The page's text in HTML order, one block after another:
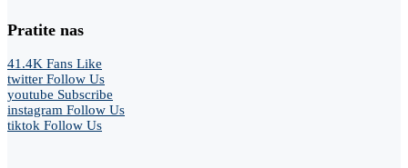
Pratite nas
41.4K Fans Like
twitter Follow Us
youtube Subscribe
instagram Follow Us
tiktok Follow Us